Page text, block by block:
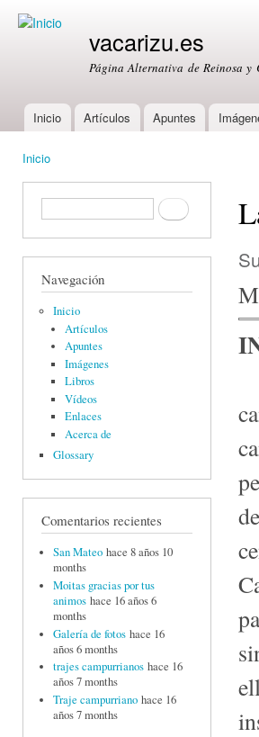
vacarizu.es
Página Alternativa de Reinosa y
Main menu
Inicio Artículos Apuntes
Inicio
Formulario de búsquedaBuscar
Navegación
Inicio
Artículos
Apuntes
Imágenes
Libros
Vídeos
Enlaces
Acerca de
Glossary
Comentarios recientes
San Mateo hace 8 años 10
months
Moitas gracias por tus
animos hace 16 años 6
months
Galería de fotos hace 16
años 6 months
trajes campurrianos hace 16
años 7 months
Traje campurriano hace 16
años 7 months